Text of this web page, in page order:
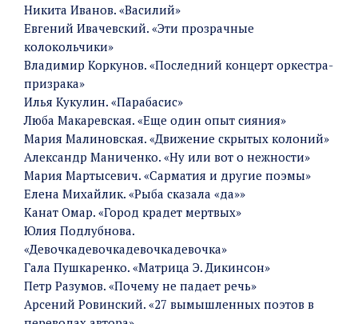
Никита Иванов. «Василий»
Евгений Ивачевский. «Эти прозрачные
колокольчики»
Владимир Коркунов. «Последний концерт оркестра-
призрака»
Илья Кукулин. «Парабасис»
Люба Макаревская. «Еще один опыт сияния»
Мария Малиновская. «Движение скрытых колоний»
Александр Маниченко. «Ну или вот о нежности»
Мария Мартысевич. «Сарматия и другие поэмы»
Елена Михайлик. «Рыба сказала «да»»
Канат Омар. «Город крадет мертвых»
Юлия Подлубнова.
«Девочкадевочкадевочкадевочка»
Гала Пушкаренко. «Матрица Э. Дикинсон»
Петр Разумов. «Почему не падает речь»
Арсений Ровинский. «27 вымышленных поэтов в